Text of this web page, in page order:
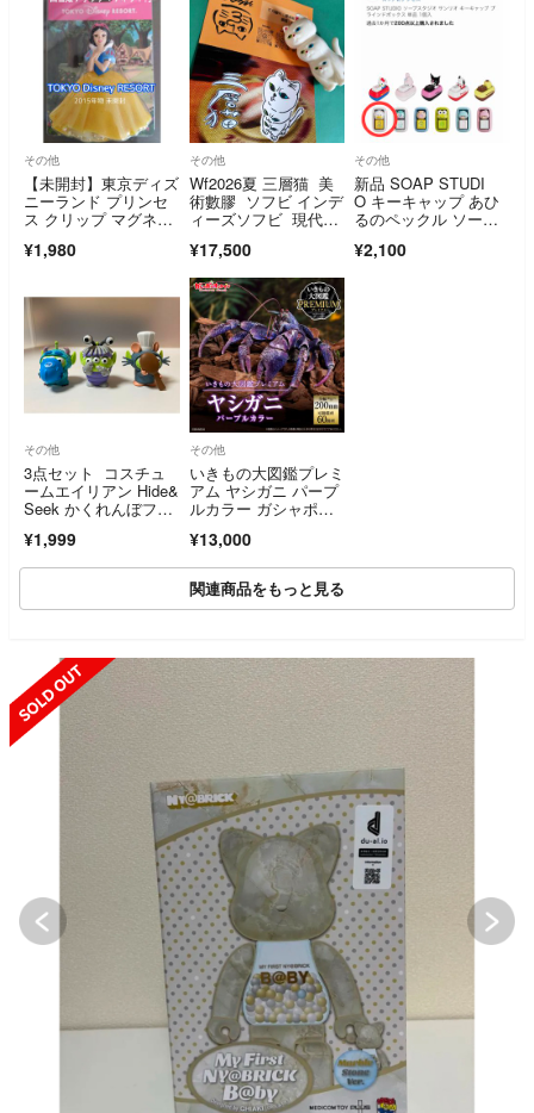
その他
【未開封】東京ディズ
ニーランド プリンセ
ス クリップ マグネッ
¥1,980
その他
Wf2026夏 三層猫 美
術數膠 ソフビ インデ
ィーズソフビ 現代ア
¥17,500
その他
新品 SOAP STUDI
O キーキャップ あひ
るのペックル ソープ
¥2,100
その他
3点セット コスチュ
ームエイリアン Hide&
Seek かくれんぼフィ
¥1,999
その他
いきもの大図鑑プレミ
アム ヤシガニ パープ
ルカラー ガシャポン
送箱伝票貼り跡無
し 沖縄 ヤドカリ 生
物 最安値
¥13,000
関連商品をもっと見る
SOLD OUT